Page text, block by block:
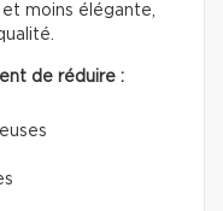
moins élégante,
de réduire :